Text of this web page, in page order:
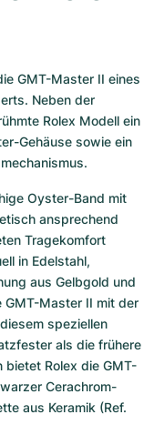
GMT-Master II eines
Neben der
Rolex Modell ein
Gehäuse sowie ein
Oyster-Band mit
ansprechend
Tragekomfort
in Edelstahl,
aus Gelbgold und
GMT-Master II mit der
speziellen
als die frühere
bietet Rolex die GMT-
Cerachrom-
aus Keramik (Ref.